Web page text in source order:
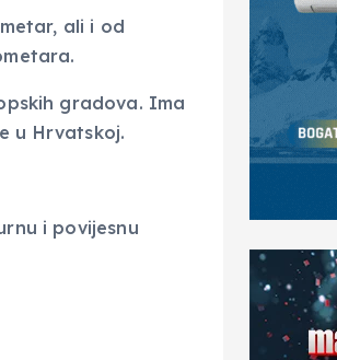
ali i od
gradova. Ima
u Hrvatskoj.
i povijesnu